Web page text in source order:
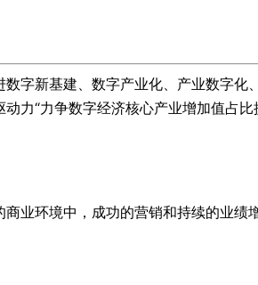
数字新基建、数字产业化、产业数字
力“力争数字经济核心产业增加值占比
业环境中，成功的营销和持续的业